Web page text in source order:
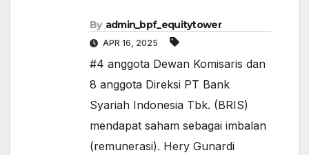
By admin_bpf_equitytower
APR 16, 2025
#4 anggota Dewan Komisaris dan
8 anggota Direksi PT Bank
Syariah Indonesia Tbk. (BRIS)
mendapat saham sebagai imbalan
(remunerasi). Hery Gunardi